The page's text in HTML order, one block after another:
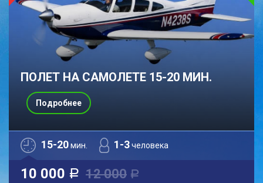
ПОЛЕТ НА САМОЛЕТЕ 15-20 МИН.
15-20мин. 1-3человека
10 000 a 12 000 a
Подробнее